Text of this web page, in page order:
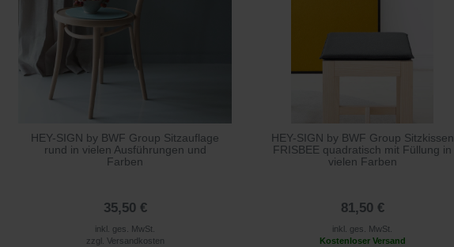
HEY-SIGN by BWF Group Sitzauflage
rund in vielen Ausführungen und
Farben
35,50 €
inkl. ges. MwSt.
zzgl. Versandkosten
HEY-SIGN by BWF Group Sitzkissen
FRISBEE quadratisch mit Füllung in
vielen Farben
81,50 €
inkl. ges. MwSt.
Kostenloser Versand